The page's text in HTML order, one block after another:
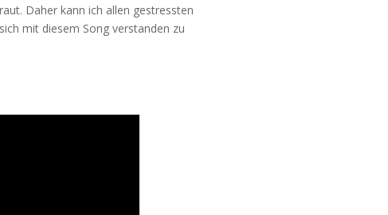
Daher kann ich allen gestressten
mit diesem Song verstanden zu